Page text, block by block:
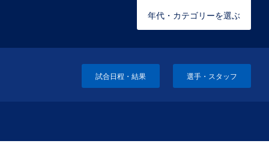
年代・カテゴリーを選ぶ
試合日程・結果 選手・スタッフ